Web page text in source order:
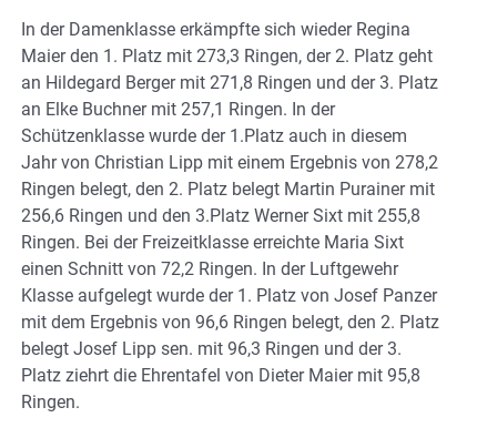
In der Damenklasse erkämpfte sich wieder Regina
Maier den 1. Platz mit 273,3 Ringen, der 2. Platz geht
an Hildegard Berger mit 271,8 Ringen und der 3. Platz
an Elke Buchner mit 257,1 Ringen. In der
Schützenklasse wurde der 1.Platz auch in diesem
Jahr von Christian Lipp mit einem Ergebnis von 278,2
Ringen belegt, den 2. Platz belegt Martin Purainer mit
256,6 Ringen und den 3.Platz Werner Sixt mit 255,8
Ringen. Bei der Freizeitklasse erreichte Maria Sixt
einen Schnitt von 72,2 Ringen. In der Luftgewehr
Klasse aufgelegt wurde der 1. Platz von Josef Panzer
mit dem Ergebnis von 96,6 Ringen belegt, den 2. Platz
belegt Josef Lipp sen. mit 96,3 Ringen und der 3.
Platz ziehrt die Ehrentafel von Dieter Maier mit 95,8
Ringen.